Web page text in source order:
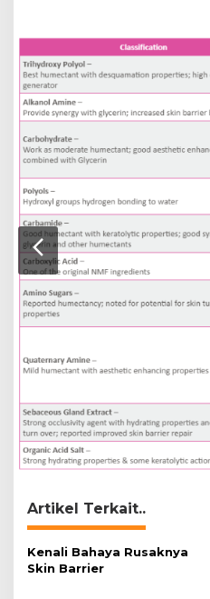
Artikel Terkait..
Kenali Bahaya Rusaknya
Skin Barrier